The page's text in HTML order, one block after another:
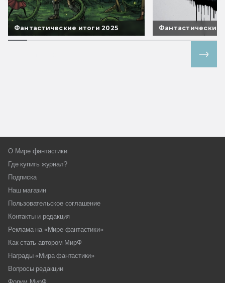
Фантастические итоги 2025 Фантастические
О Мире фантастики
Где купить журнал?
Подписка
Наш магазин
Пользовательское соглашение
Контакты и редакция
Реклама на «Мире фантастики»
Как стать автором МирФ
Награды «Мира фантастики»
Вопросы редакции